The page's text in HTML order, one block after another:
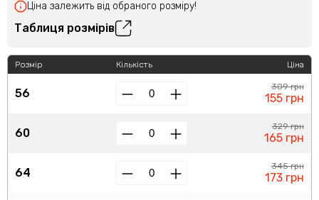
Ціна залежить від обраного розміру!
Таблиця розмірів
Розмір
56
60
64
Кількість Ціна
309 грн
155 грн
329 грн
165 грн
345 грн
173 грн